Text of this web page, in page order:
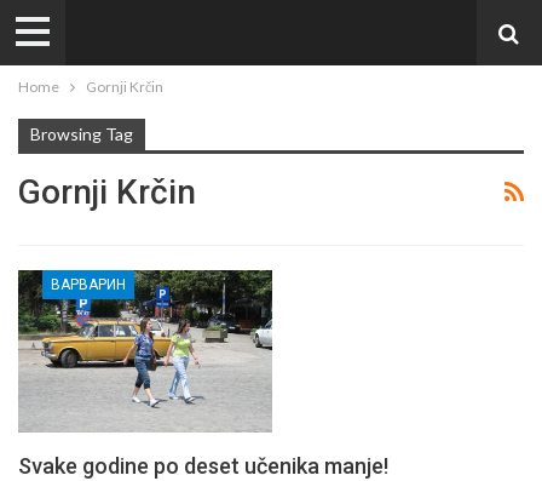
Home Gornji Krčin
Browsing Tag
Gornji Krčin
ВАРВАРИН
Svake godine po deset učenika manje!